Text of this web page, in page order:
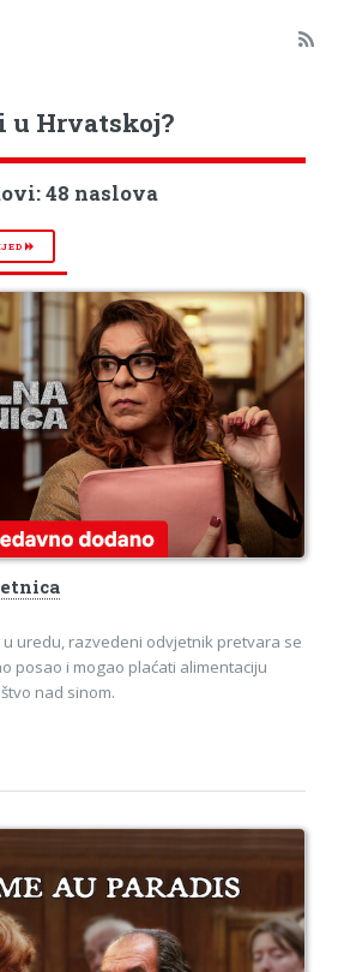
Hrvatskoj?
48 naslova
uredu, razvedeni odvjetnik pretvara se
posao i mogao plaćati alimentaciju
nad sinom.